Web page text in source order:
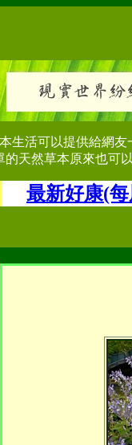
生活可以提供給網
天然草本原來也可
最新好康(